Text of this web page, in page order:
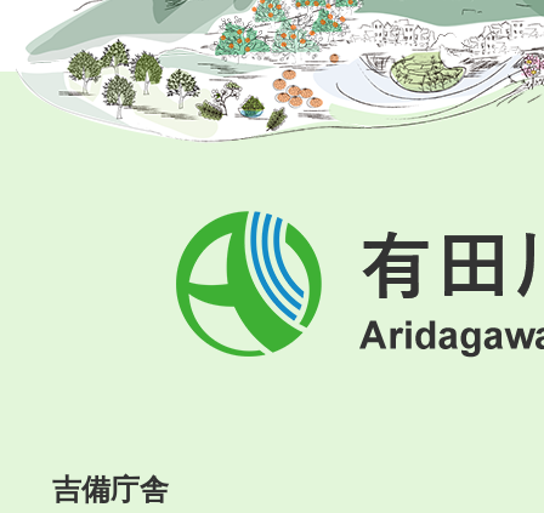
有
田
川
町
吉備庁舎